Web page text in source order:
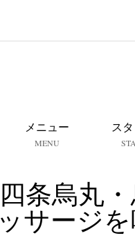
メニュー
MENU
ス
四条烏丸
ッサージ